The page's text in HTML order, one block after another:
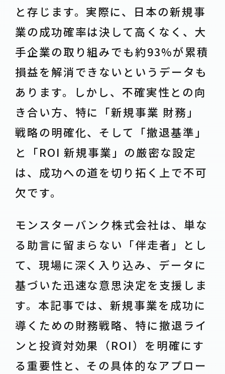
と存じます。実際に、日本の新規事
業の成功確率は決して高くなく、大
手企業の取り組みでも約93%が累積
損益を解消できないというデータも
あります。しかし、不確実性との向
き合い方、特に「新規事業 財務」
戦略の明確化、そして「撤退基準」
と「ROI 新規事業」の厳密な設定
は、成功への道を切り拓く上で不可
欠です。
モンスターバンク株式会社は、単な
る助言に留まらない「伴走者」とし
て、現場に深く入り込み、データに
基づいた迅速な意思決定を支援しま
す。本記事では、新規事業を成功に
導くための財務戦略、特に撤退ライ
ンと投資対効果（ROI）を明確にす
る重要性と、その具体的なアプロー